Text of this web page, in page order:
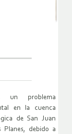
un problema
en la cuenca
de San Juan
Planes, debido a